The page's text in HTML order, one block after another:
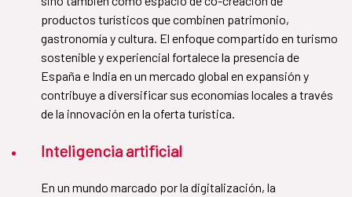
productos turísticos que combinen patrimonio,
gastronomía y cultura. El enfoque compartido en turismo
sostenible y experiencial fortalece la presencia de
España e India en un mercado global en expansión y
contribuye a diversificar sus economías locales a través
de la innovación en la oferta turística.
Inteligencia artificial
En un mundo marcado por la digitalización, la